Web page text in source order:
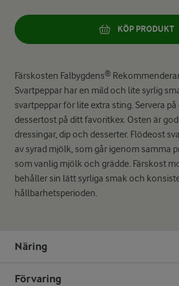
KÖP PRODUKT
Färskosten Falbygdens®
Svartpeppar har en mild och lite syrlig
svartpeppar för lite extra sting. Servera
dessertost på ditt favoritkex. Osten är
dressingar, dip och desserter. Flödeost
av syrad mjölk, som går igenom samma
som vanlig mjölk och grädde. Färskost
behåller sin lätt syrliga smak och
hållbarhetsperioden.
Näring
Förvaring